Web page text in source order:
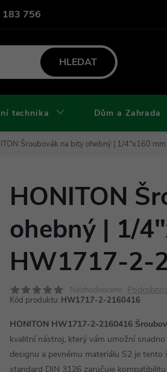
183 756ochrany osobních údajů a cookies
HLEDAT
technika Dům a Zahrada
Šroubovák na bity ohebný | 1/4"x160
HONITON
ohebný | 1/
HW1717-2-
Neohodnoceno
Kód produktu: HW1717-2-2160416
HONITON HW1717-2-2160416
kvalitní nástroj, který vám umožní
designu a pevnému materiálu S2 je
standard DIN 3126 zaručuje